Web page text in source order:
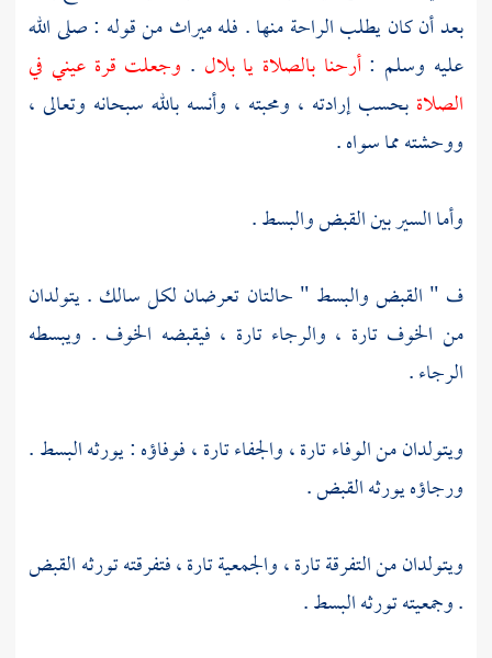
بعد أن كان يطلب الراحة منها . فله ميراث من قوله : صلى الله
عليه وسلم :أرحنا بالصلاة يابلال . وجعلت قرة عيني في
الصلاةبحسب إرادته ، ومحبته ، وأنسه بالله سبحانه وتعالى ،
ووحشته مما سواه .
وأما السير بين القبض والبسط .
ف " القبض والبسط " حالتان تعرضان لكل سالك . يتولدان
من الخوف تارة ، والرجاء تارة ، فيقبضه الخوف . ويبسطه
الرجاء .
ويتولدان من الوفاء تارة ، والجفاء تارة ، فوفاؤه : يورثه البسط .
ورجاؤه يورثه القبض .
ويتولدان من التفرقة تارة ، والجمعية تارة ، فتفرقته تورثه القبض
. وجمعيته تورثه البسط .